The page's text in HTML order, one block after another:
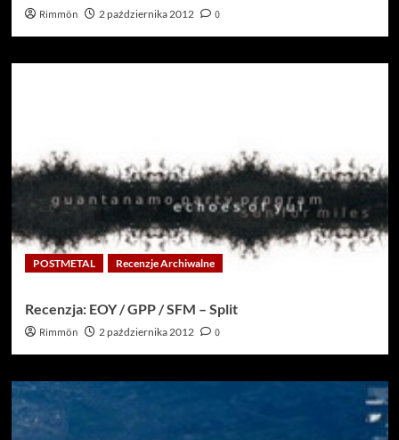
Rimmön 2 października 2012 0
POSTMETAL Recenzje Archiwalne
Recenzja: EOY / GPP / SFM – Split
Rimmön 2 października 2012 0